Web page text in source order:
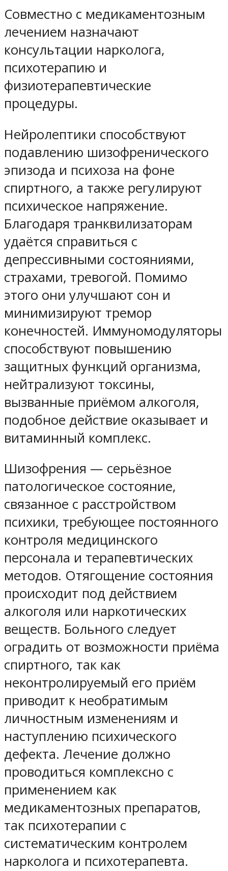
Совместно с медикаментозным
лечением назначают
консультации нарколога,
психотерапию и
физиотерапевтические
процедуры.
Нейролептики способствуют
подавлению шизофренического
эпизода и психоза на фоне
спиртного, а также регулируют
психическое напряжение.
Благодаря транквилизаторам
удаётся справиться с
депрессивными состояниями,
страхами, тревогой. Помимо
этого они улучшают сон и
минимизируют тремор
конечностей. Иммуномодуляторы
способствуют повышению
защитных функций организма,
нейтрализуют токсины,
вызванные приёмом алкоголя,
подобное действие оказывает и
витаминный комплекс.
Шизофрения — серьёзное
патологическое состояние,
связанное с расстройством
психики, требующее постоянного
контроля медицинского
персонала и терапевтических
методов. Отягощение состояния
происходит под действием
алкоголя или наркотических
веществ. Больного следует
оградить от возможности приёма
спиртного, так как
неконтролируемый его приём
приводит к необратимым
личностным изменениям и
наступлению психического
дефекта. Лечение должно
проводиться комплексно с
применением как
медикаментозных препаратов,
так психотерапии с
систематическим контролем
нарколога и психотерапевта.